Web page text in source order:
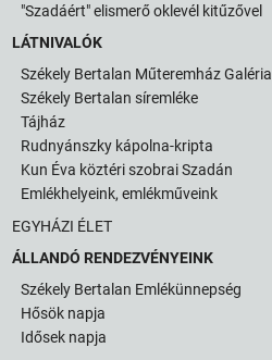
"Szadáért" elismerő oklevél kitűzővel
LÁTNIVALÓK
Székely Bertalan Műteremház Galéria
Székely Bertalan síremléke
Tájház
Rudnyánszky kápolna-kripta
Kun Éva köztéri szobrai Szadán
Emlékhelyeink, emlékműveink
EGYHÁZI ÉLET
ÁLLANDÓ RENDEZVÉNYEINK
Székely Bertalan Emlékünnepség
Hősök napja
Idősek napja